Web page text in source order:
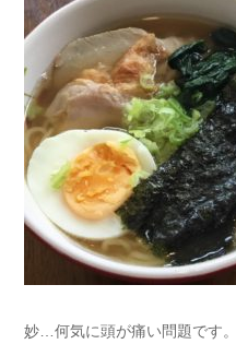
妙…何気に頭が痛い問題です